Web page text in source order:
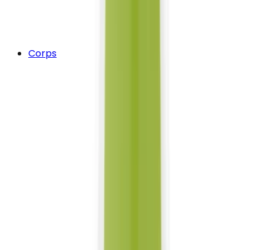
Corps